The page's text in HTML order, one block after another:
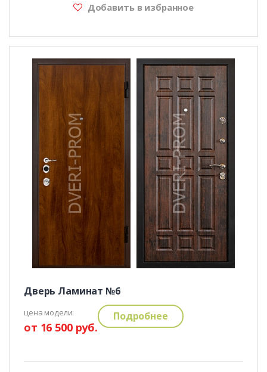
Добавить в избранное
Дверь Ламинат №6
цена модели:
от 16 500 руб.
Подробнее